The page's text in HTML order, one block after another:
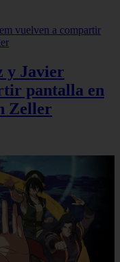
y Javier
pantalla en
Zeller